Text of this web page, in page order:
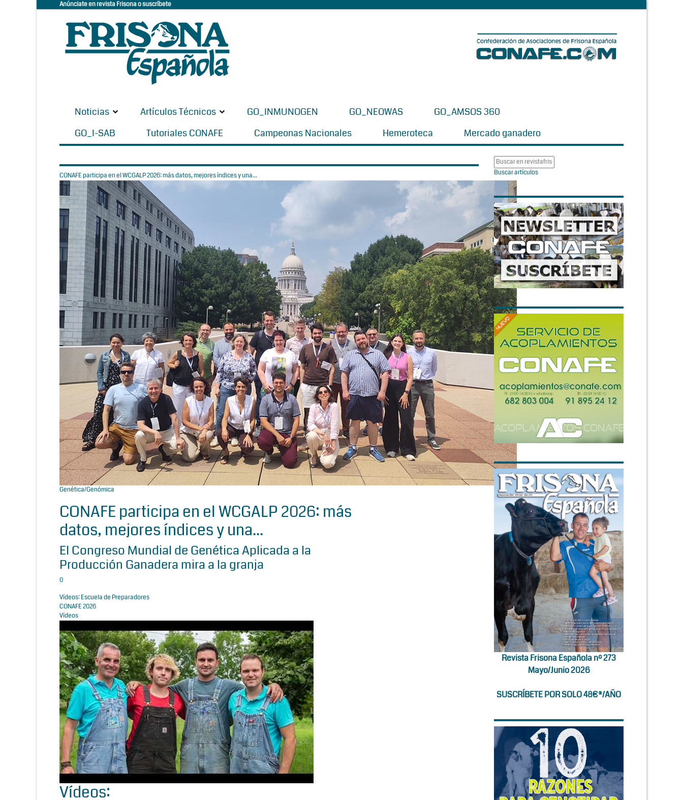
Anúnciate en revista Frisona o suscríbete
Noticias Artículos Técnicos GO_INMUNOGEN GO_NEOWAS
GO_AMSOS 360
GO_I-SAB
Tutoriales CONAFE Campeonas Nacionales Hemeroteca Mercado ganadero
CONAFE participa en el WCGALP 2026: más datos, mejores índices y una...
Genética/Genómica
CONAFE participa en el WCGALP 2026: más
datos, mejores índices y una...
El Congreso Mundial de Genética Aplicada a la
Producción Ganadera mira a la granja
0
Vídeos: Escuela de Preparadores
CONAFE 2026
Vídeos
Vídeos:
Buscar artículos
Revista Frisona Española nº 273
Mayo/Junio 2026
SUSCRÍBETE POR SOLO 48€*/AÑO